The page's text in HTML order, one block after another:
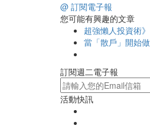
@ 訂閱電子報
您可能有興趣的文章
超強懶人投資術
當「散戶」開始
訂閱週二電子報
活動快訊